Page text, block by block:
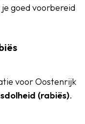
goed voorbereid
voor Oostenrijk
(rabiës).